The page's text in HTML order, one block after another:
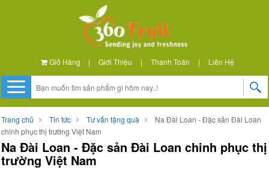
Giỏ Hàng | Giới Thiệu | Thanh Toán | Liên Hệ
Trang chủ Tin tức Tư vấn tặng quà
Na Đài Loan - Đặc sản Đài Loan
chinh phục thị trường Việt Nam
Na Đài Loan - Đặc sản Đài Loan chinh phục thị
trường Việt Nam